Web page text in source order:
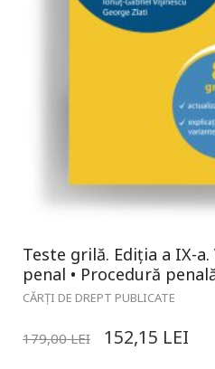
Teste grilă. Ediția a IX-
penal • Procedură
CĂRȚI DE DREPT PUBLICATE
179,00LEI 152,15 LEI